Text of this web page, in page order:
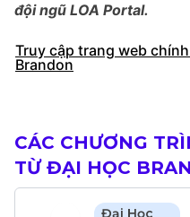
đội ngũ LOA Portal.
Truy cập trang web
Brandon
CÁC CHƯƠNG
TỪ ĐẠI HỌC
Đại Học